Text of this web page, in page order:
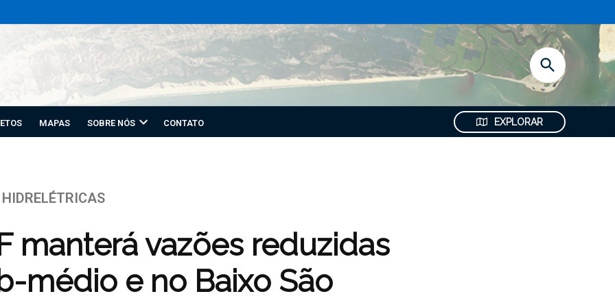
Abrir
Pesquisa
MAPAS SOBRE NÓS CONTATO EXPLORAR
HIDRELÉTRICAS
manterá vazões reduzidas
médio e no Baixo São